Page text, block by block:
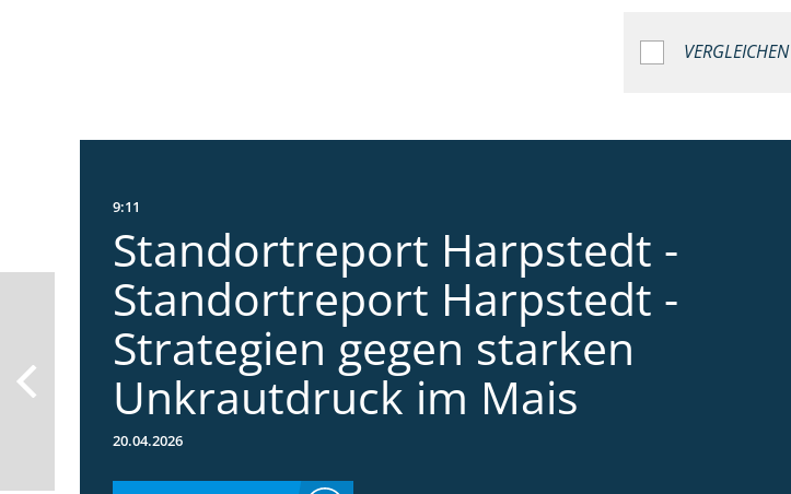
VERGLEICHEN
9:11
Standortreport Harpstedt -
Standortreport Harpstedt -
Strategien gegen starken
Unkrautdruck im Mais
20.04.2026